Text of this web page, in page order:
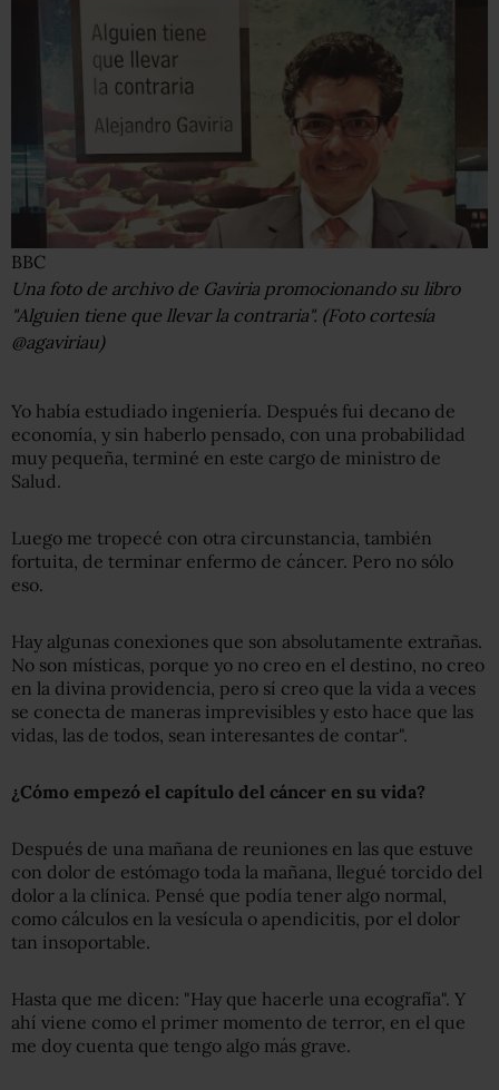
BBC
Una foto de archivo de Gaviria promocionando su libro
"Alguien tiene que llevar la contraria". (Foto cortesía
@agaviriau)
Yo había estudiado ingeniería. Después fui decano de
economía, y sin haberlo pensado, con una probabilidad
muy pequeña, terminé en este cargo de ministro de
Salud.
Luego me tropecé con otra circunstancia, también
fortuita, de terminar enfermo de cáncer. Pero no sólo
eso.
Hay algunas conexiones que son absolutamente extrañas.
No son místicas, porque yo no creo en el destino, no creo
en la divina providencia, pero sí creo que la vida a veces
se conecta de maneras imprevisibles y esto hace que las
vidas, las de todos, sean interesantes de contar".
¿Cómo empezó el capítulo del cáncer en su vida?
Después de una mañana de reuniones en las que estuve
con dolor de estómago toda la mañana, llegué torcido del
dolor a la clínica. Pensé que podía tener algo normal,
como cálculos en la vesícula o apendicitis, por el dolor
tan insoportable.
Hasta que me dicen: "Hay que hacerle una ecografía". Y
ahí viene como el primer momento de terror, en el que
me doy cuenta que tengo algo más grave.